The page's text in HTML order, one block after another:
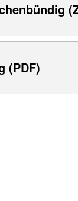
(PDF)